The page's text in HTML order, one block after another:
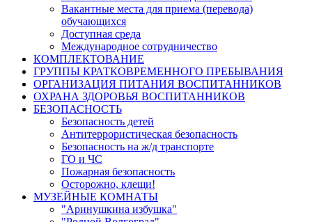
Вакантные места для приема (перевода)
обучающихся
Доступная среда
Международное сотрудничество
КОМПЛЕКТОВАНИЕ
ГРУППЫ КРАТКОВРЕМЕННОГО ПРЕБЫВАНИЯ
ОРГАНИЗАЦИЯ ПИТАНИЯ ВОСПИТАННИКОВ
ОХРАНА ЗДОРОВЬЯ ВОСПИТАННИКОВ
БЕЗОПАСНОСТЬ
Безопасность детей
Антитеррористическая безопасность
Безопасность на ж/д транспорте
ГО и ЧС
Пожарная безопасность
Осторожно, клещи!
МУЗЕЙНЫЕ КОМНАТЫ
"Аринушкина избушка"